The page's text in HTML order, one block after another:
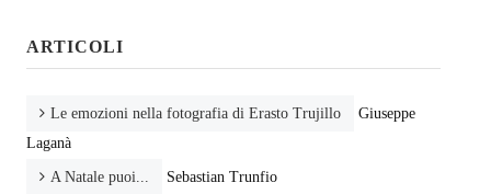
ARTICOLI
Le emozioni nella fotografia di Erasto Trujillo
Giuseppe
Laganà
A Natale puoi... Sebastian Trunfio